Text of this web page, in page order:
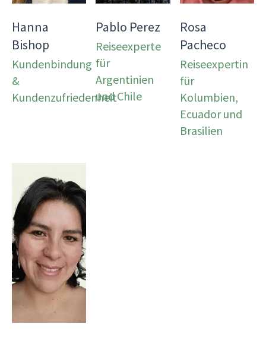
Hanna
Bishop
Kundenbindung
&
Kundenzufriedenheit
Pablo Perez
Reiseexperte
für
Argentinien
und Chile
Rosa
Pacheco
Reiseexpertin
für
Kolumbien,
Ecuador und
Brasilien